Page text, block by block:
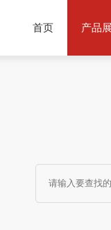
首页 产品